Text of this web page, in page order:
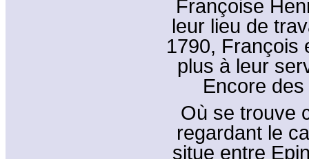
Françoise
leur lieu de
1790, François
plus à leur
Encore
Où se trouve
regardant le
situe entre